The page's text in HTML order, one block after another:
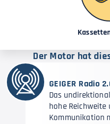
Der Motor hat
GEIGER Radio
Das
hohe Reichweite
Kommunikation